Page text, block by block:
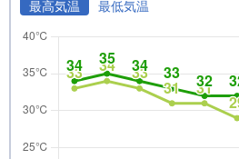
最高気温 最低気温